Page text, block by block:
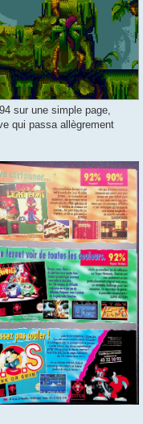
sur une simple page,
qui passa allègrement